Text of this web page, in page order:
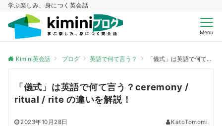
学ぶ楽しみ、身につく英会話
Menu
Kimini英会話 ブログ 英語で何て言う？ 「儀式」は英語で何て言う？ceremony / ritual / rite の違いを解説！
「儀式」は英語で何て言う？ceremony /
ritual / rite の違いを解説！
2023年10月28日 KatoTomomi